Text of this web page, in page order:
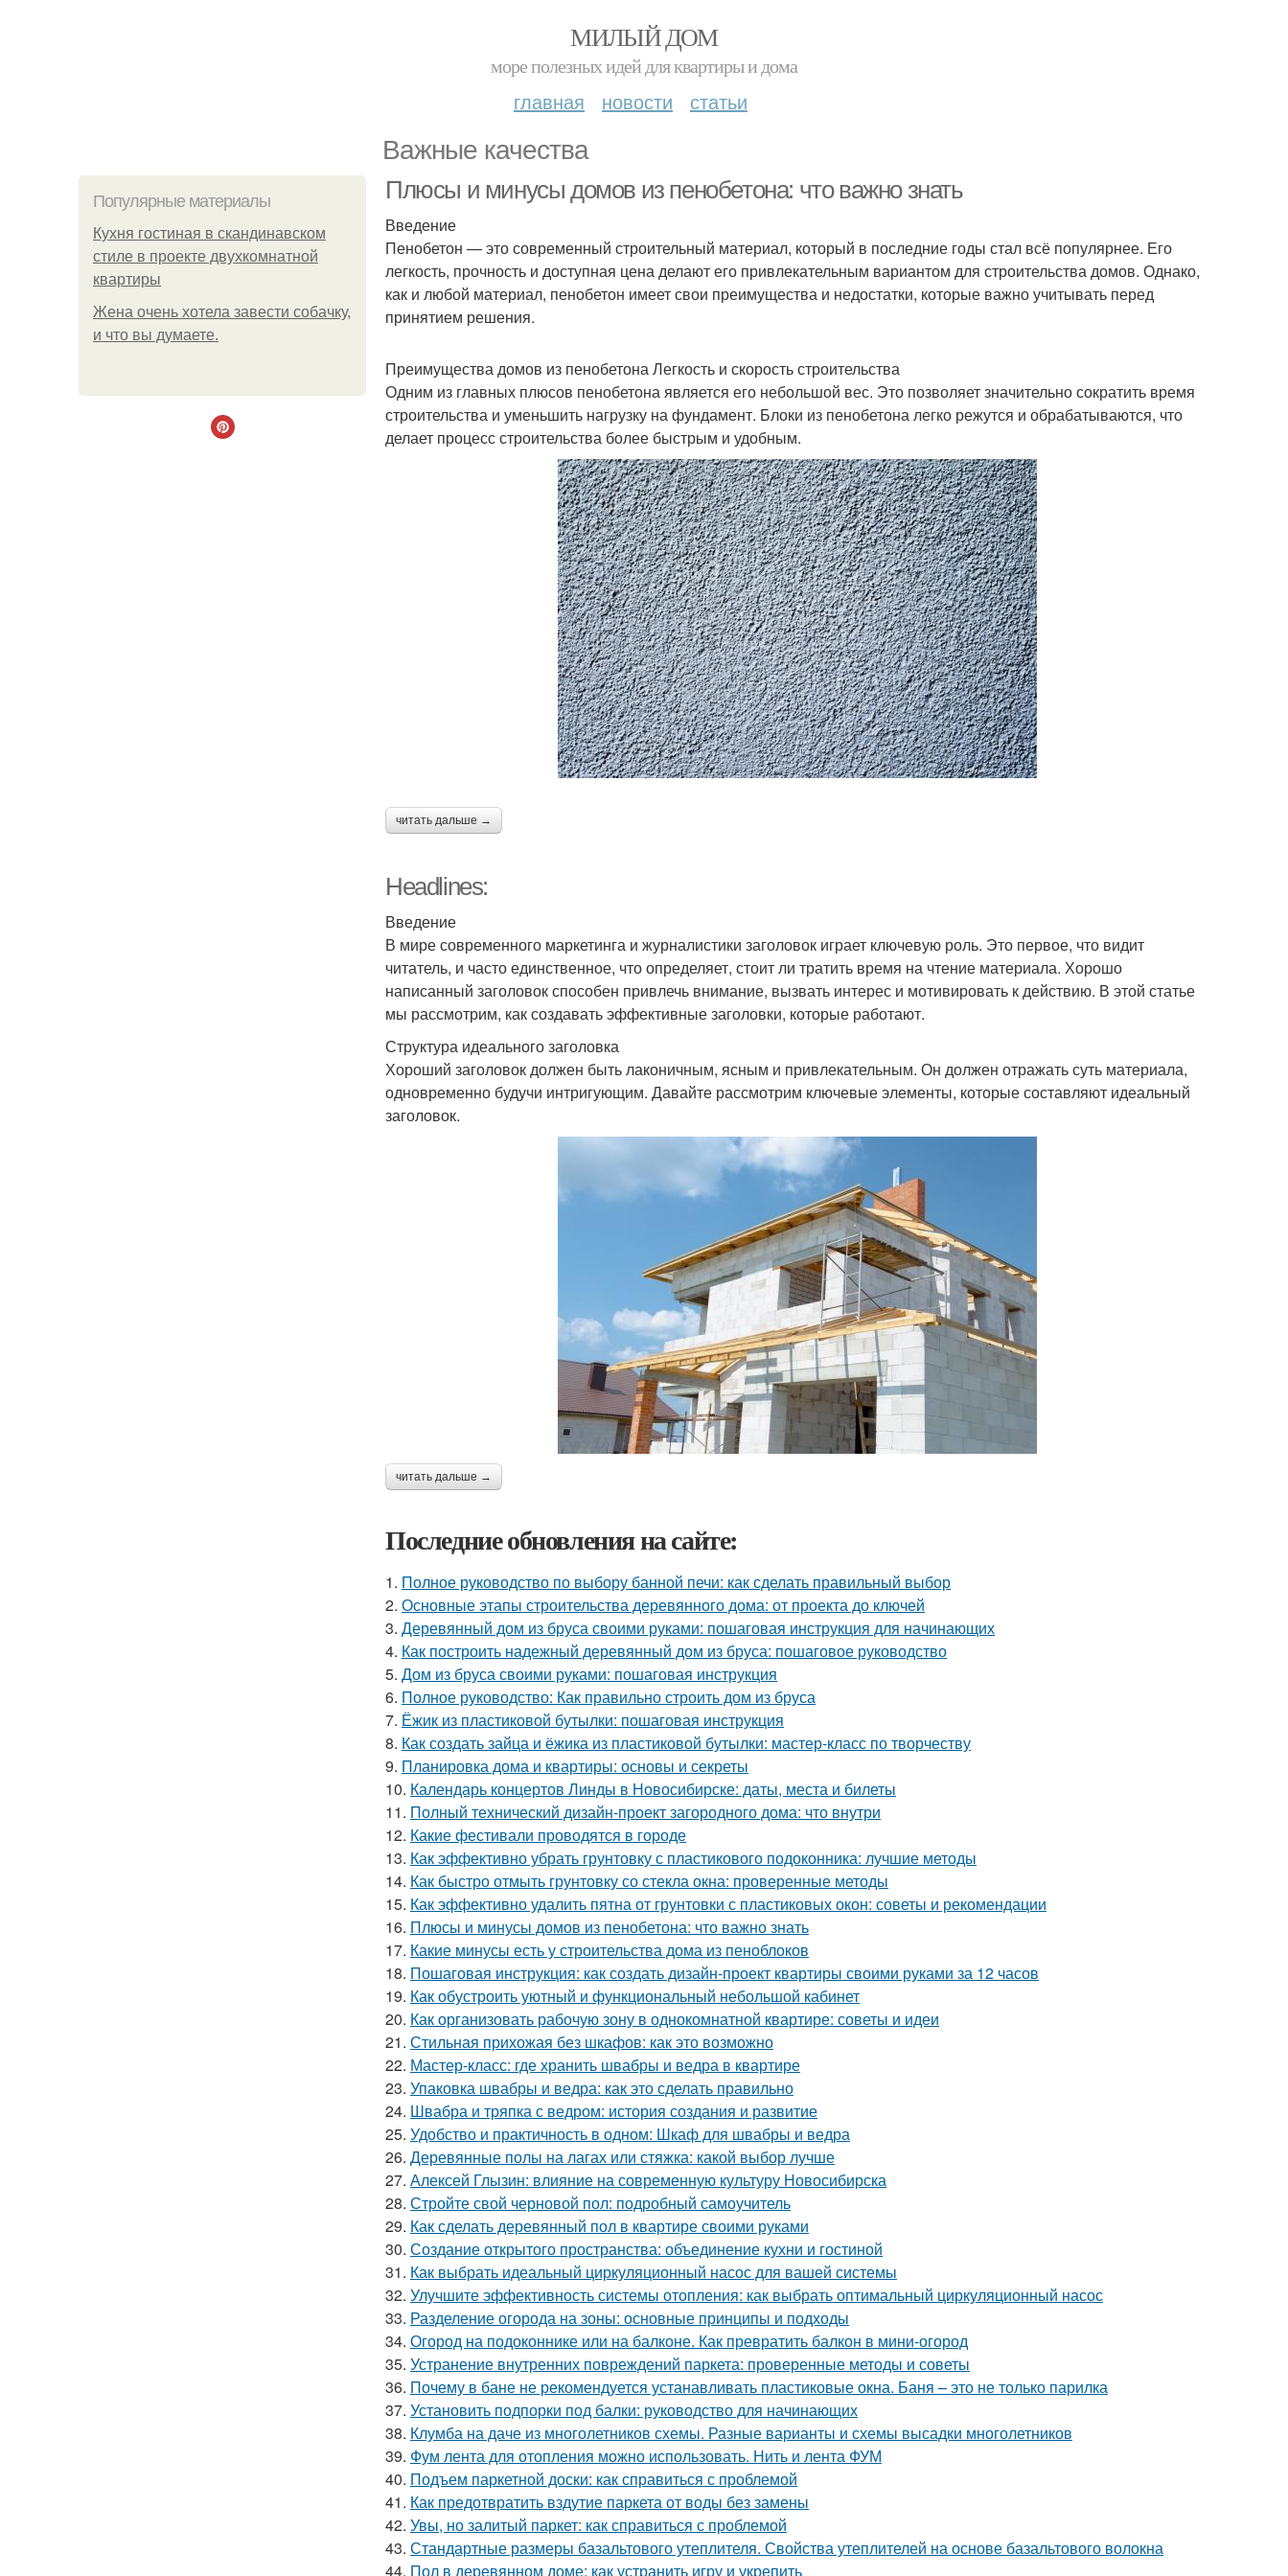
МИЛЫЙ ДОМ
море полезных идей для квартиры и дома
главная новости статьи
Важные качества
Популярные материалы
Кухня гостиная в скандинавском
стиле в проекте двухкомнатной
квартиры
Жена очень хотела завести собачку,
и что вы думаете.
Плюсы и минусы домов из пенобетона: что важно знать
Введение
Пенобетон — это современный строительный материал, который в последние годы стал всё популярнее. Его
легкость, прочность и доступная цена делают его привлекательным вариантом для строительства домов. Однако,
как и любой материал, пенобетон имеет свои преимущества и недостатки, которые важно учитывать перед
принятием решения.
Преимущества домов из пенобетона Легкость и скорость строительства
Одним из главных плюсов пенобетона является его небольшой вес. Это позволяет значительно сократить время
строительства и уменьшить нагрузку на фундамент. Блоки из пенобетона легко режутся и обрабатываются, что
делает процесс строительства более быстрым и удобным.
читать дальше →
Headlines:
Введение
В мире современного маркетинга и журналистики заголовок играет ключевую роль. Это первое, что видит
читатель, и часто единственное, что определяет, стоит ли тратить время на чтение материала. Хорошо
написанный заголовок способен привлечь внимание, вызвать интерес и мотивировать к действию. В этой статье
мы рассмотрим, как создавать эффективные заголовки, которые работают.
Структура идеального заголовка
Хороший заголовок должен быть лаконичным, ясным и привлекательным. Он должен отражать суть материала,
одновременно будучи интригующим. Давайте рассмотрим ключевые элементы, которые составляют идеальный
заголовок.
читать дальше →
Последние обновления на сайте:
1. Полное руководство по выбору банной печи: как сделать правильный выбор
2. Основные этапы строительства деревянного дома: от проекта до ключей
3. Деревянный дом из бруса своими руками: пошаговая инструкция для начинающих
4. Как построить надежный деревянный дом из бруса: пошаговое руководство
5. Дом из бруса своими руками: пошаговая инструкция
6. Полное руководство: Как правильно строить дом из бруса
7. Ёжик из пластиковой бутылки: пошаговая инструкция
8. Как создать зайца и ёжика из пластиковой бутылки: мастер-класс по творчеству
9. Планировка дома и квартиры: основы и секреты
10. Календарь концертов Линды в Новосибирске: даты, места и билеты
11. Полный технический дизайн-проект загородного дома: что внутри
12. Какие фестивали проводятся в городе
13. Как эффективно убрать грунтовку с пластикового подоконника: лучшие методы
14. Как быстро отмыть грунтовку со стекла окна: проверенные методы
15. Как эффективно удалить пятна от грунтовки с пластиковых окон: советы и рекомендации
16. Плюсы и минусы домов из пенобетона: что важно знать
17. Какие минусы есть у строительства дома из пеноблоков
18. Пошаговая инструкция: как создать дизайн-проект квартиры своими руками за 12 часов
19. Как обустроить уютный и функциональный небольшой кабинет
20. Как организовать рабочую зону в однокомнатной квартире: советы и идеи
21. Стильная прихожая без шкафов: как это возможно
22. Мастер-класс: где хранить швабры и ведра в квартире
23. Упаковка швабры и ведра: как это сделать правильно
24. Швабра и тряпка с ведром: история создания и развитие
25. Удобство и практичность в одном: Шкаф для швабры и ведра
26. Деревянные полы на лагах или стяжка: какой выбор лучше
27. Алексей Глызин: влияние на современную культуру Новосибирска
28. Стройте свой черновой пол: подробный самоучитель
29. Как сделать деревянный пол в квартире своими руками
30. Создание открытого пространства: объединение кухни и гостиной
31. Как выбрать идеальный циркуляционный насос для вашей системы
32. Улучшите эффективность системы отопления: как выбрать оптимальный циркуляционный насос
33. Разделение огорода на зоны: основные принципы и подходы
34. Огород на подоконнике или на балконе. Как превратить балкон в мини-огород
35. Устранение внутренних повреждений паркета: проверенные методы и советы
36. Почему в бане не рекомендуется устанавливать пластиковые окна. Баня – это не только парилка
37. Установить подпорки под балки: руководство для начинающих
38. Клумба на даче из многолетников схемы. Разные варианты и схемы высадки многолетников
39. Фум лента для отопления можно использовать. Нить и лента ФУМ
40. Подъем паркетной доски: как справиться с проблемой
41. Как предотвратить вздутие паркета от воды без замены
42. Увы, но залитый паркет: как справиться с проблемой
43. Стандартные размеры базальтового утеплителя. Свойства утеплителей на основе базальтового волокна
44. Пол в деревянном доме: как устранить игру и укрепить